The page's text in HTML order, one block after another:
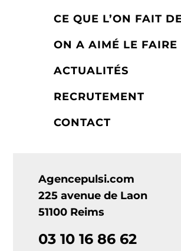
CE QUE L’ON FAIT
ON A AIMÉ LE FAIRE
ACTUALITÉS
RECRUTEMENT
CONTACT
Agencepulsi.com
225 avenue de Laon
51100 Reims
03 10 16 86 62